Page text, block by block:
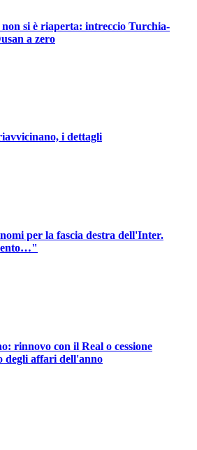
si è riaperta: intreccio Turchia-
a zero
i dettagli
per la fascia destra dell'Inter.
lento…"
rinnovo con il Real o cessione
degli affari dell'anno